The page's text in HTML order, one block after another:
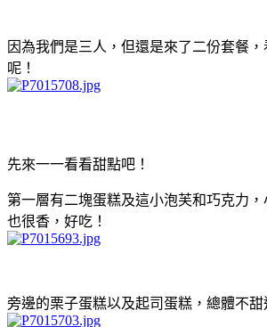
因為我們是三人，但還是來了二份套餐
呢！
先來一一看看甜點吧！
第一層有二塊蛋糕及這小泡芙和巧克力
也很香，好吃！
旁邊的栗子蛋糕以及起司蛋糕，總體不